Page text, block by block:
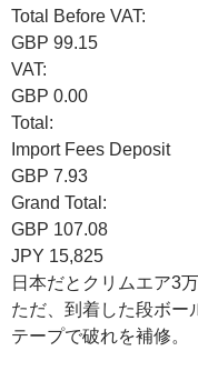
Total Before VAT:
GBP 99.15
VAT:
GBP 0.00
Total:
Import Fees Deposit
GBP 7.93
Grand Total:
GBP 107.08
JPY 15,825
日本だとクリムエア3
ただ、到着した段ボー
テープで破れを補修。